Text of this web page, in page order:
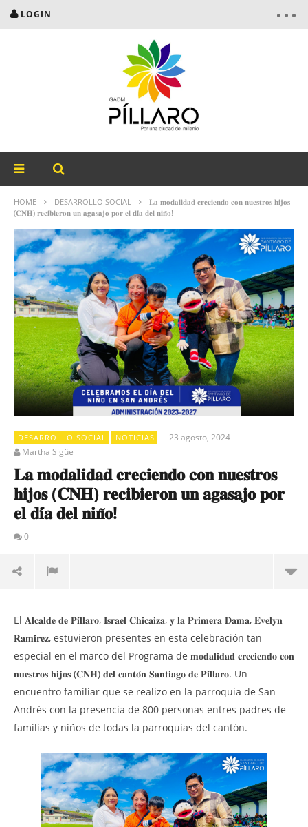
LOGIN
HOME DESARROLLO SOCIAL
𝐋𝐚 𝐦𝐨𝐝𝐚𝐥𝐢𝐝𝐚𝐝 𝐜𝐫𝐞𝐜𝐢𝐞𝐧𝐝𝐨 𝐜𝐨𝐧 𝐧𝐮𝐞𝐬𝐭𝐫𝐨𝐬 𝐡𝐢𝐣𝐨𝐬
(𝐂𝐍𝐇) 𝐫𝐞𝐜𝐢𝐛𝐢𝐞𝐫𝐨𝐧 𝐮𝐧 𝐚𝐠𝐚𝐬𝐚𝐣𝐨 𝐩𝐨𝐫 𝐞𝐥 𝐝𝐢́𝐚 𝐝𝐞𝐥 𝐧𝐢𝐧̃𝐨!
DESARROLLO SOCIAL NOTICIAS
23 agosto, 2024
Martha Sigüe
𝐋𝐚 𝐦𝐨𝐝𝐚𝐥𝐢𝐝𝐚𝐝 𝐜𝐫𝐞𝐜𝐢𝐞𝐧𝐝𝐨 𝐜𝐨𝐧 𝐧𝐮𝐞𝐬𝐭𝐫𝐨𝐬
𝐡𝐢𝐣𝐨𝐬 (𝐂𝐍𝐇) 𝐫𝐞𝐜𝐢𝐛𝐢𝐞𝐫𝐨𝐧 𝐮𝐧 𝐚𝐠𝐚𝐬𝐚𝐣𝐨 𝐩𝐨𝐫
𝐞𝐥 𝐝𝐢́𝐚 𝐝𝐞𝐥 𝐧𝐢𝐧̃𝐨!
0
NOW VIEWING
𝐋𝐚 𝐦𝐨𝐝𝐚𝐥𝐢𝐝𝐚𝐝 𝐜𝐫𝐞𝐜𝐢𝐞𝐧𝐝𝐨 𝐜𝐨𝐧 𝐧𝐮𝐞𝐬𝐭𝐫𝐨𝐬 𝐡𝐢𝐣𝐨𝐬 (𝐂𝐍𝐇) 𝐫𝐞𝐜𝐢𝐛𝐢𝐞𝐫𝐨𝐧 𝐮𝐧
𝐚𝐠𝐚𝐬𝐚𝐣𝐨 𝐩𝐨𝐫 𝐞𝐥 𝐝𝐢́𝐚 𝐝𝐞𝐥 𝐧𝐢𝐧̃𝐨!
de
El 𝐀𝐥𝐜𝐚𝐥𝐝𝐞 𝐝𝐞 𝐏𝐢́𝐥𝐥𝐚𝐫𝐨, 𝐈𝐬𝐫𝐚𝐞𝐥 𝐂𝐡𝐢𝐜𝐚𝐢𝐳𝐚, 𝐲 𝐥𝐚 𝐏𝐫𝐢𝐦𝐞𝐫𝐚 𝐃𝐚𝐦𝐚, 𝐄𝐯𝐞𝐥𝐲𝐧
𝐑𝐚𝐦𝐢́𝐫𝐞𝐳, estuvieron presentes en esta celebración tan
especial en el marco del Programa de 𝐦𝐨𝐝𝐚𝐥𝐢𝐝𝐚𝐝 𝐜𝐫𝐞𝐜𝐢𝐞𝐧𝐝𝐨 𝐜𝐨𝐧
𝐧𝐮𝐞𝐬𝐭𝐫𝐨𝐬 𝐡𝐢𝐣𝐨𝐬 (𝐂𝐍𝐇) 𝐝𝐞𝐥 𝐜𝐚𝐧𝐭𝐨́𝐧 𝐒𝐚𝐧𝐭𝐢𝐚𝐠𝐨 𝐝𝐞 𝐏𝐢́𝐥𝐥𝐚𝐫𝐨. Un
encuentro familiar que se realizo en la parroquia de San
Andrés con la presencia de 800 personas entres padres de
familias y niños de todas la parroquias del cantón.